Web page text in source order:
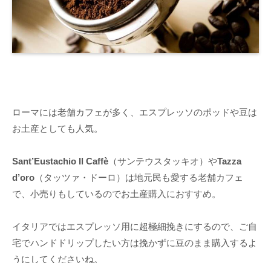
ローマには老舗カフェが多く、エスプレッソのポッドや豆は
お土産としても人気。
Sant’Eustachio Il Caffè （サンテウスタッキオ）やTazza
d’oro （タッツァ・ドーロ）は地元民も愛する老舗カフェ
で、小売りもしているのでお土産購入におすすめ。
イタリアではエスプレッソ用に超極細挽きにするので、ご自
宅でハンドドリップしたい方は挽かずに豆のまま購入するよ
うにしてくださいね。